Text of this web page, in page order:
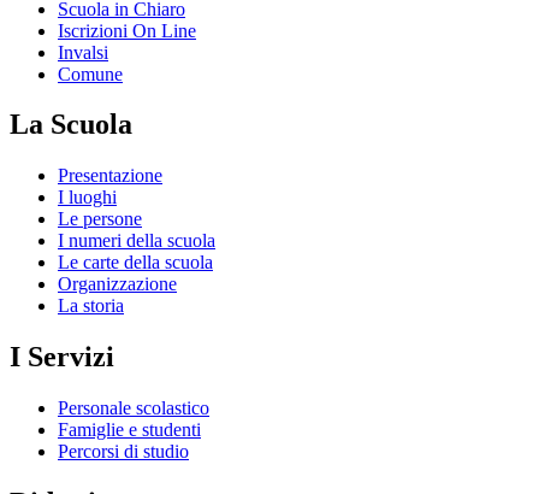
Scuola in Chiaro
Iscrizioni On Line
Invalsi
Comune
La Scuola
Presentazione
I luoghi
Le persone
I numeri della scuola
Le carte della scuola
Organizzazione
La storia
I Servizi
Personale scolastico
Famiglie e studenti
Percorsi di studio